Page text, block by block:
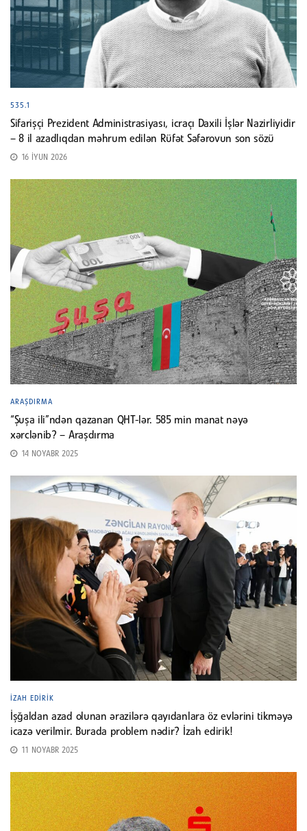
535.1
Sifarişçi Prezident Administrasiyası, icraçı Daxili İşlər Nazirliyidir
– 8 il azadlıqdan məhrum edilən Rüfət Səfərovun son sözü
16 İYUN 2026
ARAŞDIRMA
“Şuşa ili”ndən qazanan QHT-lər. 585 min manat nəyə
xərclənib? – Araşdırma
14 NOYABR 2025
İZAH EDIRIK
İşğaldan azad olunan ərazilərə qayıdanlara öz evlərini tikməyə
icazə verilmir. Burada problem nədir? İzah edirik!
11 NOYABR 2025